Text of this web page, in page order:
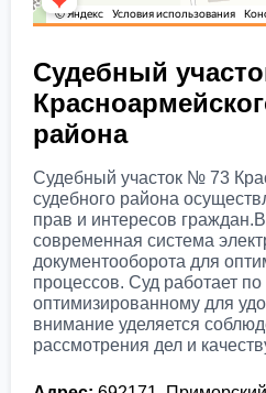
Судебный
района
Судебный участок № 73
судебного района
прав и интересов
современная система
документооборота для
процессов. Суд работает
оптимизированному для
внимание уделяется
рассмотрения дел и